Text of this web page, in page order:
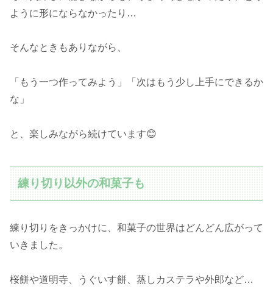
ように形にならなかったり…
そんなときもありながら、
「もう一つ作ってみよう」「次はもう少し上手にできるか
な」
と、楽しみながら続けています😊
練り切り以外の和菓子も
練り切りをきっかけに、和菓子の世界はどんどん広がって
いきました。
桜餅や道明寺、うぐいす餅、蒸しカステラや外郎など…